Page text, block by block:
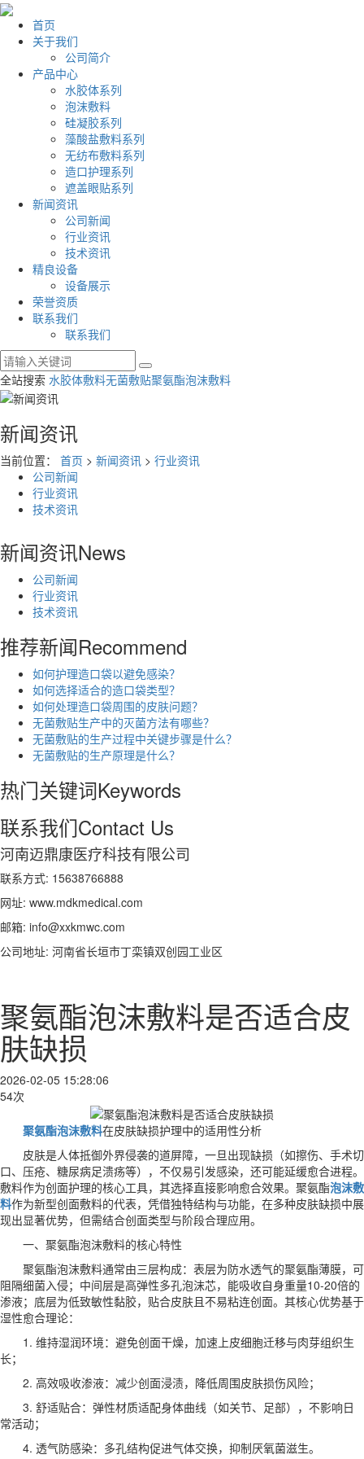
首页
关于我们
公司简介
产品中心
水胶体系列
泡沫敷料
硅凝胶系列
藻酸盐敷料系列
无纺布敷料系列
造口护理系列
遮盖眼贴系列
新闻资讯
公司新闻
行业资讯
技术资讯
精良设备
设备展示
荣誉资质
联系我们
联系我们
全站搜索 水胶体敷料无菌敷贴聚氨酯泡沫敷料
新闻资讯
当前位置： 首页 > 新闻资讯 > 行业资讯
公司新闻
行业资讯
技术资讯
新闻资讯News
公司新闻
行业资讯
技术资讯
推荐新闻Recommend
如何护理造口袋以避免感染？
如何选择适合的造口袋类型？
如何处理造口袋周围的皮肤问题？
无菌敷贴生产中的灭菌方法有哪些？
无菌敷贴的生产过程中关键步骤是什么？
无菌敷贴的生产原理是什么？
热门关键词Keywords
联系我们Contact Us
河南迈鼎康医疗科技有限公司
联系方式: 15638766888
网址: www.mdkmedical.com
邮箱: info@xxkmwc.com
公司地址: 河南省长垣市丁栾镇双创园工业区
聚氨酯泡沫敷料是否适合皮
肤缺损
2026-02-05 15:28:06
54次
聚氨酯泡沫敷料在皮肤缺损护理中的适用性分析
皮肤是人体抵御外界侵袭的道屏障，一旦出现缺损（如擦伤、手术切
口、压疮、糖尿病足溃疡等），不仅易引发感染，还可能延缓愈合进程。
敷料作为创面护理的核心工具，其选择直接影响愈合效果。聚氨酯泡沫敷
料作为新型创面敷料的代表，凭借独特结构与功能，在多种皮肤缺损中展
现出显著优势，但需结合创面类型与阶段合理应用。
一、聚氨酯泡沫敷料的核心特性
聚氨酯泡沫敷料通常由三层构成：表层为防水透气的聚氨酯薄膜，可
阻隔细菌入侵；中间层是高弹性多孔泡沫芯，能吸收自身重量10-20倍的
渗液；底层为低致敏性黏胶，贴合皮肤且不易粘连创面。其核心优势基于
湿性愈合理论：
1. 维持湿润环境：避免创面干燥，加速上皮细胞迁移与肉芽组织生
长；
2. 高效吸收渗液：减少创面浸渍，降低周围皮肤损伤风险；
3. 舒适贴合：弹性材质适配身体曲线（如关节、足部），不影响日
常活动；
4. 透气防感染：多孔结构促进气体交换，抑制厌氧菌滋生。